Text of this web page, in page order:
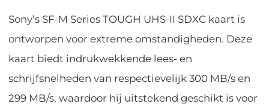
Sony’s SF-M Series TOUGH UHS-II SDXC kaart is
ontworpen voor extreme omstandigheden. Deze
kaart biedt indrukwekkende lees- en
schrijfsnelheden van respectievelijk 300 MB/s en
299 MB/s, waardoor hij uitstekend geschikt is voor